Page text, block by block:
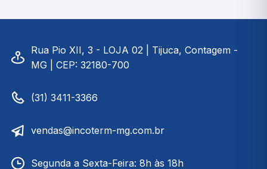
Rua Pio XII, 3 - LOJA 02 | Tijuca, Contagem -
MG | CEP: 32180-700
(31) 3411-3366
vendas@incoterm-mg.com.br
Segunda a Sexta-Feira: 8h às 18h